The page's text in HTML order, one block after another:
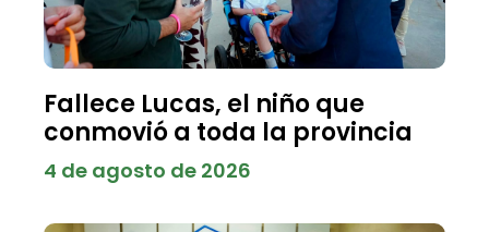
Fallece Lucas, el niño que
conmovió a toda la provincia
4 de agosto de 2026